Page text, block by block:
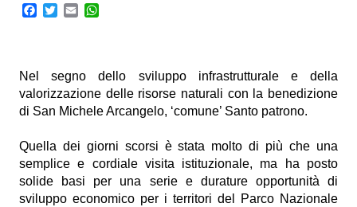
Facebook
Twitter
Email
Nel segno dello sviluppo infrastrutturale e della
valorizzazione delle risorse naturali con la benedizione
di San Michele Arcangelo, ‘comune’ Santo patrono.
Quella dei giorni scorsi è stata molto di più che una
semplice e cordiale visita istituzionale, ma ha posto
solide basi per una serie e durature opportunità di
sviluppo economico per i territori del Parco Nazionale